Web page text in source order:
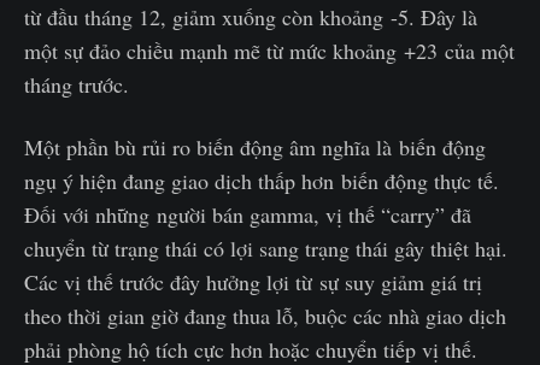
từ đầu tháng 12, giảm xuống còn khoảng -5. Đây là
một sự đảo chiều mạnh mẽ từ mức khoảng +23 của một
tháng trước.
Một phần bù rủi ro biến động âm nghĩa là biến động
ngụ ý hiện đang giao dịch thấp hơn biến động thực tế.
Đối với những người bán gamma, vị thế “carry” đã
chuyển từ trạng thái có lợi sang trạng thái gây thiệt hại.
Các vị thế trước đây hưởng lợi từ sự suy giảm giá trị
theo thời gian giờ đang thua lỗ, buộc các nhà giao dịch
phải phòng hộ tích cực hơn hoặc chuyển tiếp vị thế.